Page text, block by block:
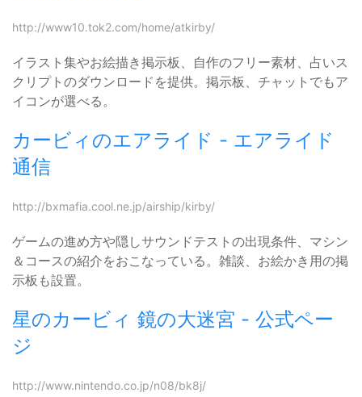
http://www10.tok2.com/home/atkirby/
イラスト集やお絵描き掲示板、自作のフリー素材、占いス
クリプトのダウンロードを提供。掲示板、チャットでもア
イコンが選べる。
カービィのエアライド - エアライド
通信
http://bxmafia.cool.ne.jp/airship/kirby/
ゲームの進め方や隠しサウンドテストの出現条件、マシン
＆コースの紹介をおこなっている。雑談、お絵かき用の掲
示板も設置。
星のカービィ 鏡の大迷宮 - 公式ペー
ジ
http://www.nintendo.co.jp/n08/bk8j/